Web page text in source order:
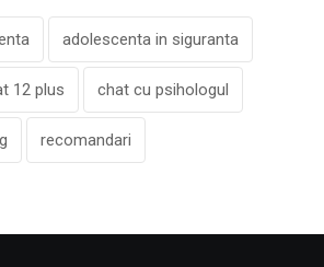
adolescenta in siguranta
12 plus chat cu psihologul
recomandari